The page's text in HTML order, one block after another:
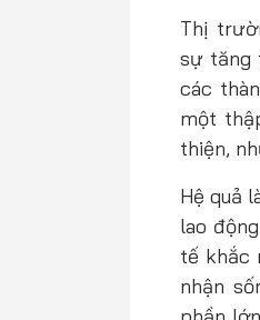
Thị
sự tăng
các
một
thiện,
Hệ quả
lao
tế khắc
nhận